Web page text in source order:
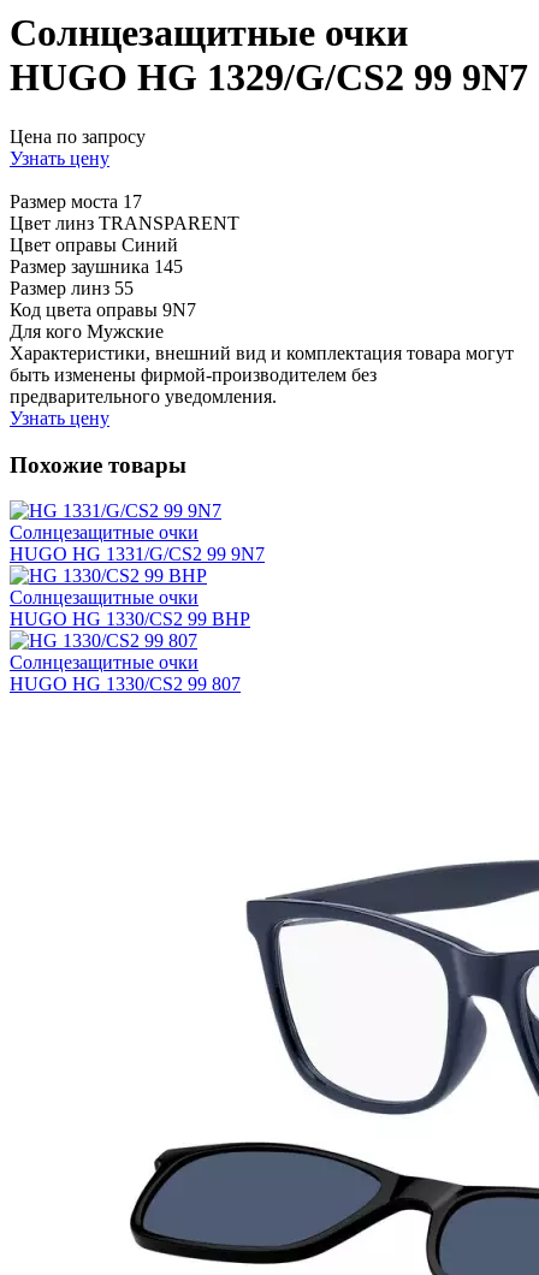
Солнцезащитные очки
HUGO HG 1329/G/CS2 99 9N7
Цена по запросу
Узнать цену
Размер моста 17
Цвет линз TRANSPARENT
Цвет оправы Синий
Размер заушника 145
Размер линз 55
Код цвета оправы 9N7
Для кого Мужские
Характеристики, внешний вид и комплектация товара могут
быть изменены фирмой-производителем без
предварительного уведомления.
Узнать цену
Похожие товары
Солнцезащитные очки
HUGO HG 1331/G/CS2 99 9N7
Солнцезащитные очки
HUGO HG 1330/CS2 99 BHP
Солнцезащитные очки
HUGO HG 1330/CS2 99 807